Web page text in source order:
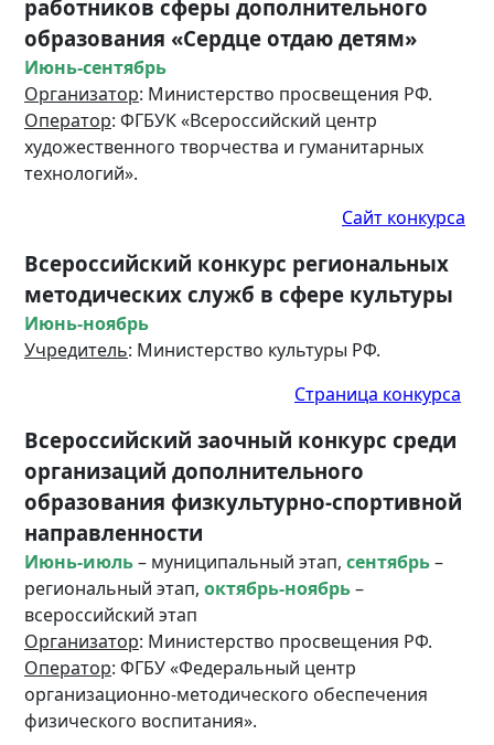
работников сферы дополнительного
образования «Сердце отдаю детям»
Июнь-сентябрь
Организатор: Министерство просвещения РФ.
Оператор: ФГБУК «Всероссийский центр
художественного творчества и гуманитарных
технологий».
Сайт конкурса
Всероссийский конкурс региональных
методических служб в сфере культуры
Июнь-ноябрь
Учредитель: Министерство культуры РФ.
Страница конкурса
Всероссийский заочный конкурс среди
организаций дополнительного
образования физкультурно-спортивной
направленности
Июнь-июль– муниципальный этап, сентябрь–
региональный этап, октябрь-ноябрь–
всероссийский этап
Организатор: Министерство просвещения РФ.
Оператор: ФГБУ «Федеральный центр
организационно-методического обеспечения
физического воспитания».